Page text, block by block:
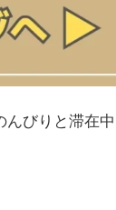
びりと滞在